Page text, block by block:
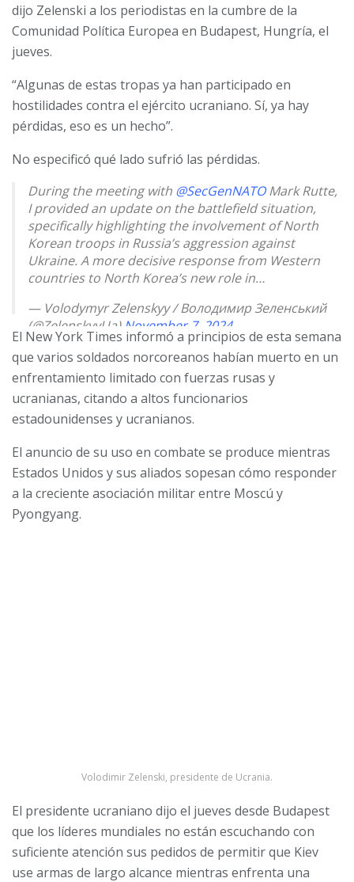
dijo Zelenski a los periodistas en la cumbre de la
Comunidad Política Europea en Budapest, Hungría, el
jueves.
“Algunas de estas tropas ya han participado en
hostilidades contra el ejército ucraniano. Sí, ya hay
pérdidas, eso es un hecho”.
No especificó qué lado sufrió las pérdidas.
During the meeting with @SecGenNATOMark Rutte,
I provided an update on the battlefield situation,
specifically highlighting the involvement of North
Korean troops in Russia’s aggression against
Ukraine. A more decisive response from Western
countries to North Korea’s new role in…
— Volodymyr Zelenskyy / Володимир Зеленський
(@ZelenskyyUa) November 7, 2024
El New York Times informó a principios de esta semana
que varios soldados norcoreanos habían muerto en un
enfrentamiento limitado con fuerzas rusas y
ucranianas, citando a altos funcionarios
estadounidenses y ucranianos.
El anuncio de su uso en combate se produce mientras
Estados Unidos y sus aliados sopesan cómo responder
a la creciente asociación militar entre Moscú y
Pyongyang.
Volodimir Zelenski, presidente de Ucrania.
El presidente ucraniano dijo el jueves desde Budapest
que los líderes mundiales no están escuchando con
suficiente atención sus pedidos de permitir que Kiev
use armas de largo alcance mientras enfrenta una